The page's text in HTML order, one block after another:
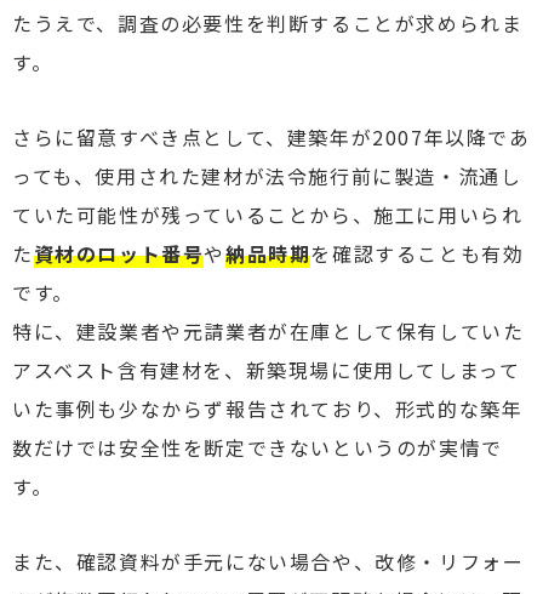
たうえで、調査の必要性を判断することが求められま
す。
さらに留意すべき点として、建築年が2007年以降であ
っても、使用された建材が法令施行前に製造・流通し
ていた可能性が残っていることから、施工に用いられ
た資材のロット番号や納品時期を確認することも有効
です。
特に、建設業者や元請業者が在庫として保有していた
アスベスト含有建材を、新築現場に使用してしまって
いた事例も少なからず報告されており、形式的な築年
数だけでは安全性を断定できないというのが実情で
す。
また、確認資料が手元にない場合や、改修・リフォー